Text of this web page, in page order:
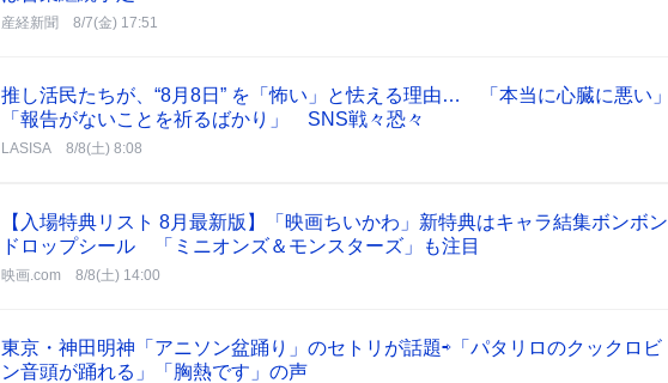
産経新聞 8/7(金) 17:51
推し活民たちが、“8月8日” を「怖い」と怯える理由… 「本当に心臓に悪い」
「報告がないことを祈るばかり」 SNS戦々恐々
LASISA 8/8(土) 8:08
【入場特典リスト 8月最新版】「映画ちいかわ」新特典はキャラ結集ボンボン
ドロップシール 「ミニオンズ＆モンスターズ」も注目
映画.com 8/8(土) 14:00
東京・神田明神「アニソン盆踊り」のセトリが話題⇨「パタリロのクックロビ
ン音頭が踊れる」「胸熱です」の声